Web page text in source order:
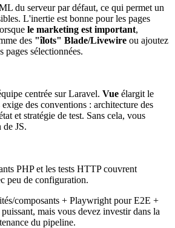
du serveur par défaut, ce qui permet un
L'inertie est bonne pour les pages
le marketing est important,
des "îlots" Blade/Livewire ou ajoutez
pages sélectionnées.
centrée sur Laravel. Vue élargit le
des conventions : architecture des
et stratégie de test. Sans cela, vous
JS.
PHP et les tests HTTP couvrent
peu de configuration.
composants + Playwright pour E2E +
mais vous devez investir dans la
du pipeline.